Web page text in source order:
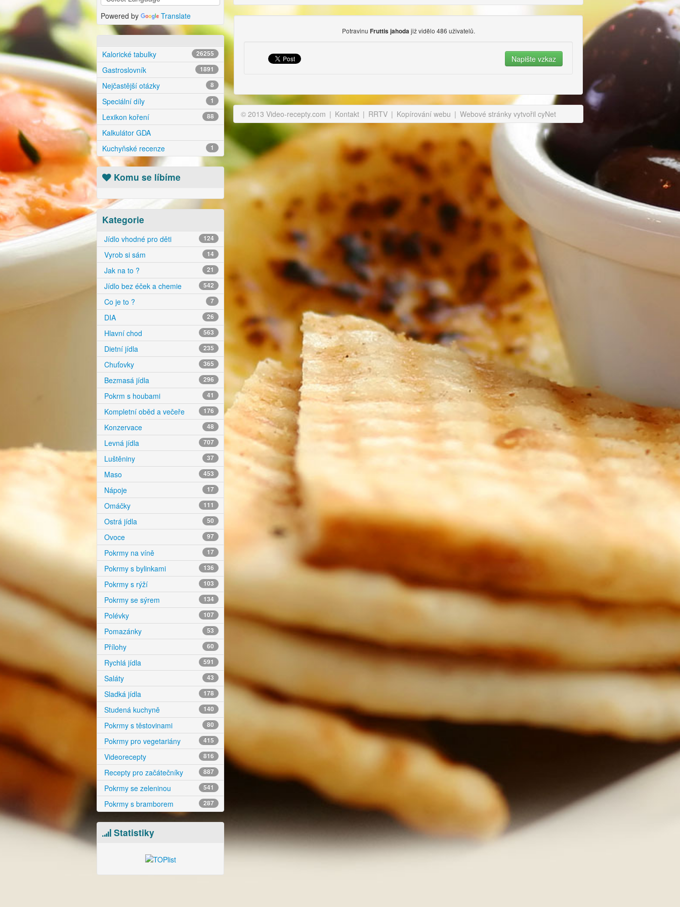
Powered by Translate
Kalorické tabulky 26255
Gastroslovník 1891
Nejčastější otázky 8
Speciální díly 1
Lexikon koření 88
Kalkulátor GDA
Kuchyňské recenze
1
Komu se líbíme
Kategorie
Jídlo vhodné pro děti 124
Vyrob si sám 14
Jak na to ? 21
Jídlo bez éček a chemie 542
Co je to ? 7
DIA 26
Hlavní chod 563
Dietní jídla 235
Chuťovky 365
Bezmasá jídla 296
Pokrm s houbami 41
Kompletní oběd a večeře 176
Konzervace 48
Levná jídla 707
Luštěniny 37
Maso 453
Nápoje 17
Omáčky 111
Ostrá jídla 50
Ovoce 97
Pokrmy na víně 17
Pokrmy s bylinkami 136
Pokrmy s rýží 103
Pokrmy se sýrem 134
Polévky 107
Pomazánky 53
Přílohy 60
Rychlá jídla 591
Saláty 43
Sladká jídla 178
Studená kuchyně 140
Pokrmy s těstovinami 80
Pokrmy pro vegetariány 415
Videorecepty 816
Recepty pro začátečníky 887
Pokrmy se zeleninou 541
Pokrmy s bramborem 287
Statistiky
Potravinu Fruttis jahoda již vidělo 486 uživatelů.
© 2013 Video-recepty.com | Kontakt | RRTV | Kopírování webu | Webové stránky vytvořil cyNet